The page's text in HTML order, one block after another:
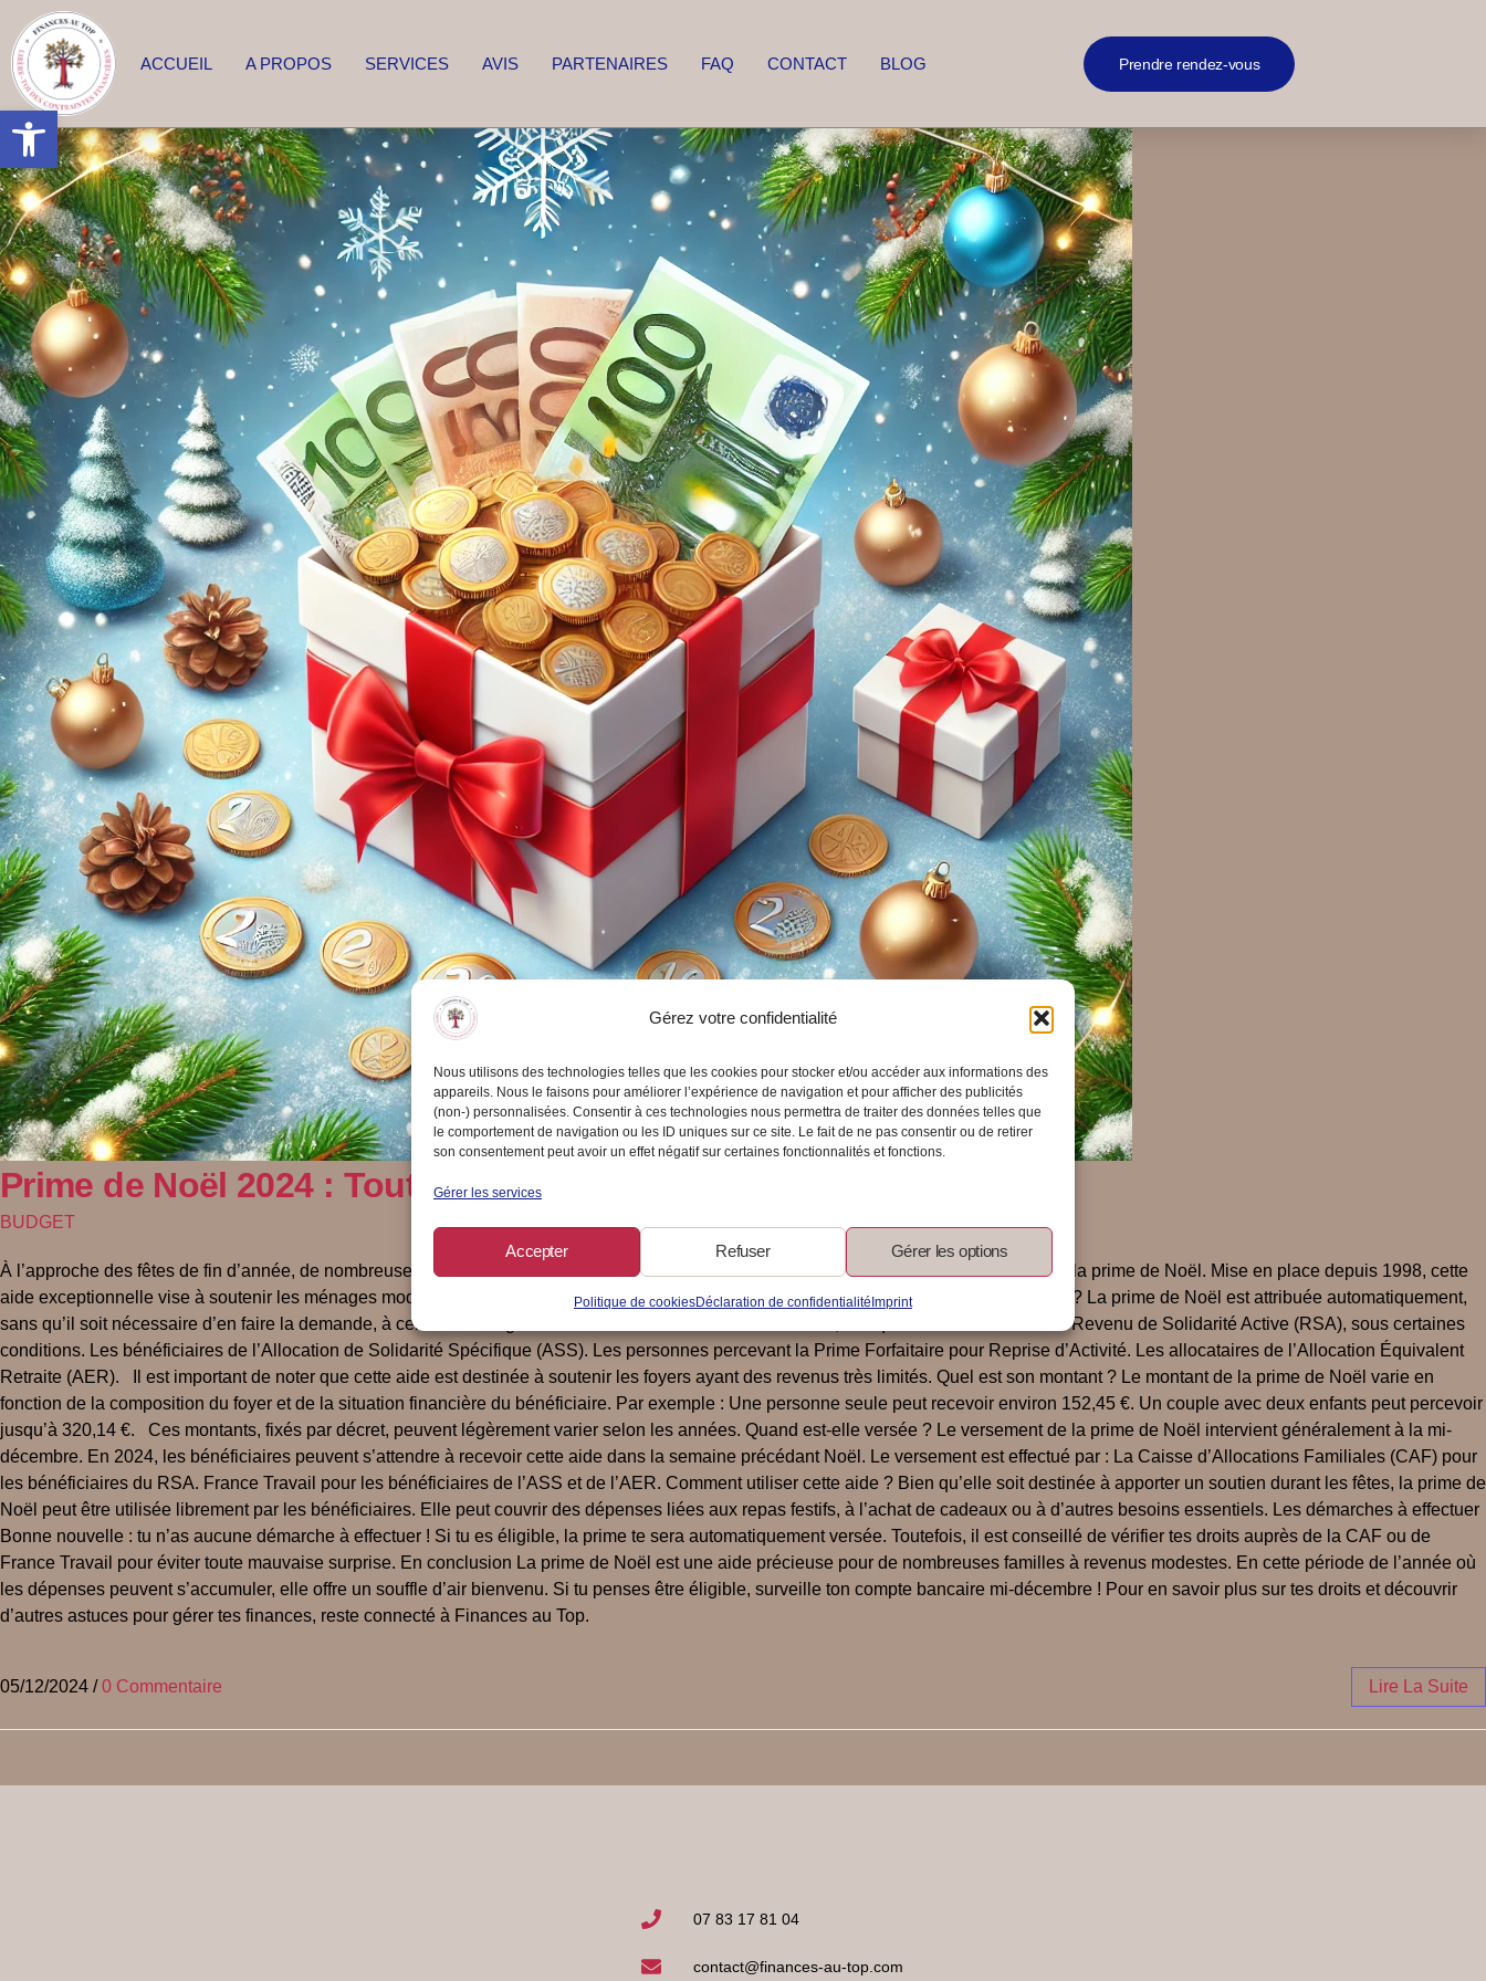
Gérez votre confidentialité
Nous utilisons des technologies telles que les cookies pour stocker et/ou accéder aux informations des
appareils. Nous le faisons pour améliorer l’expérience de navigation et pour afficher des publicités
(non-) personnalisées. Consentir à ces technologies nous permettra de traiter des données telles que
le comportement de navigation ou les ID uniques sur ce site. Le fait de ne pas consentir ou de retirer
son consentement peut avoir un effet négatif sur certaines fonctionnalités et fonctions.
Gérer les services
Accepter Refuser Gérer les options
Politique de cookiesDéclaration de confidentialitéImprint
Ouvrir la barre d’outils
ACCUEIL A PROPOS SERVICES AVIS PARTENAIRES FAQ CONTACT BLOG Prendre rendez-vous
Prime de Noël 2024 : Tout ce que tu dois savoir
BUDGET
À l’approche des fêtes de fin d’année, de nombreuses familles en situation de précarité peuvent bénéficier d’un coup de pouce financier : la prime de Noël. Mise en place depuis 1998, cette
aide exceptionnelle vise à soutenir les ménages modestes en allégeant les dépenses liées à cette période festive. Qui peut en bénéficier ? La prime de Noël est attribuée automatiquement,
sans qu’il soit nécessaire d’en faire la demande, à certaines catégories de bénéficiaires de minima sociaux, tels que : Les allocataires du Revenu de Solidarité Active (RSA), sous certaines
conditions. Les bénéficiaires de l’Allocation de Solidarité Spécifique (ASS). Les personnes percevant la Prime Forfaitaire pour Reprise d’Activité. Les allocataires de l’Allocation Équivalent
Retraite (AER). Il est important de noter que cette aide est destinée à soutenir les foyers ayant des revenus très limités. Quel est son montant ? Le montant de la prime de Noël varie en
fonction de la composition du foyer et de la situation financière du bénéficiaire. Par exemple : Une personne seule peut recevoir environ 152,45 €. Un couple avec deux enfants peut percevoir
jusqu’à 320,14 €. Ces montants, fixés par décret, peuvent légèrement varier selon les années. Quand est-elle versée ? Le versement de la prime de Noël intervient généralement à la mi-
décembre. En 2024, les bénéficiaires peuvent s’attendre à recevoir cette aide dans la semaine précédant Noël. Le versement est effectué par : La Caisse d’Allocations Familiales (CAF) pour
les bénéficiaires du RSA. France Travail pour les bénéficiaires de l’ASS et de l’AER. Comment utiliser cette aide ? Bien qu’elle soit destinée à apporter un soutien durant les fêtes, la prime de
Noël peut être utilisée librement par les bénéficiaires. Elle peut couvrir des dépenses liées aux repas festifs, à l’achat de cadeaux ou à d’autres besoins essentiels. Les démarches à effectuer
Bonne nouvelle : tu n’as aucune démarche à effectuer ! Si tu es éligible, la prime te sera automatiquement versée. Toutefois, il est conseillé de vérifier tes droits auprès de la CAF ou de
France Travail pour éviter toute mauvaise surprise. En conclusion La prime de Noël est une aide précieuse pour de nombreuses familles à revenus modestes. En cette période de l’année où
les dépenses peuvent s’accumuler, elle offre un souffle d’air bienvenu. Si tu penses être éligible, surveille ton compte bancaire mi-décembre ! Pour en savoir plus sur tes droits et découvrir
d’autres astuces pour gérer tes finances, reste connecté à Finances au Top.
05/12/2024 / 0 Commentaire Lire La Suite
07 83 17 81 04
contact@finances-au-top.com